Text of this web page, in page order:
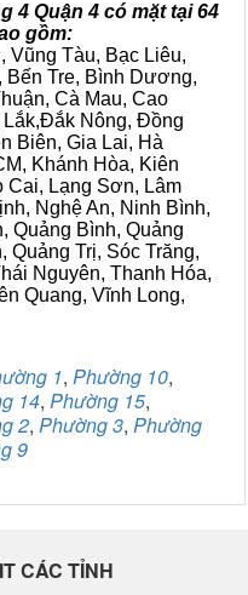
4 Quận 4 có mặt tại 64
gồm:
Vũng Tàu, Bạc Liêu,
Bến Tre, Bình Dương,
Cà Mau, Cao
Nông, Đồng
Biên, Gia Lai, Hà
Khánh Hòa, Kiên
Cai, Lạng Sơn, Lâm
Nghệ An, Ninh Bình,
Quảng Bình, Quảng
Quảng Trị, Sóc Trăng,
Nguyên, Thanh Hóa,
Quang, Vĩnh Long,
1, Phường 10,
14, Phường 15,
2, Phường 3, Phường
9
CÁC TỈNH